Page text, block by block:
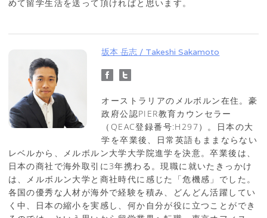
めて留学生活を送って頂ければと思います。
坂本 岳志 / Takeshi Sakamoto
オーストラリアのメルボルン在住。豪
政府公認PIER教育カウンセラー
（QEAC登録番号:H297）。日本の大
学を卒業後、日常英語もままならない
レベルから、メルボルン大学大学院進学を決意。卒業後は、
日本の商社で海外取引に3年携わる。現職に就いたきっかけ
は、メルボルン大学と商社時代に感じた「危機感」でした。
各国の優秀な人材が海外で経験を積み、どんどん活躍してい
く中、日本の縮小を実感し、何か自分が役に立つことができ